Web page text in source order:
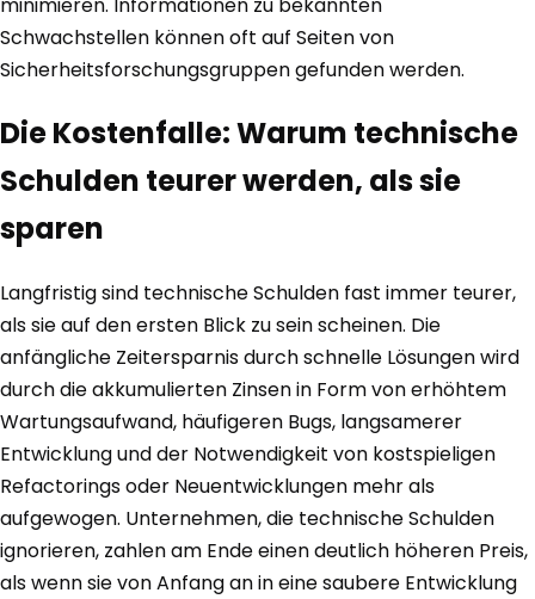
Schwachstellen können oft auf Seiten von
Sicherheitsforschungsgruppen gefunden werden.
Die Kostenfalle: Warum technische
Schulden teurer werden, als sie
sparen
Langfristig sind technische Schulden fast immer teurer,
als sie auf den ersten Blick zu sein scheinen. Die
anfängliche Zeitersparnis durch schnelle Lösungen wird
durch die akkumulierten Zinsen in Form von erhöhtem
Wartungsaufwand, häufigeren Bugs, langsamerer
Entwicklung und der Notwendigkeit von kostspieligen
Refactorings oder Neuentwicklungen mehr als
aufgewogen. Unternehmen, die technische Schulden
ignorieren, zahlen am Ende einen deutlich höheren Preis,
als wenn sie von Anfang an in eine saubere Entwicklung